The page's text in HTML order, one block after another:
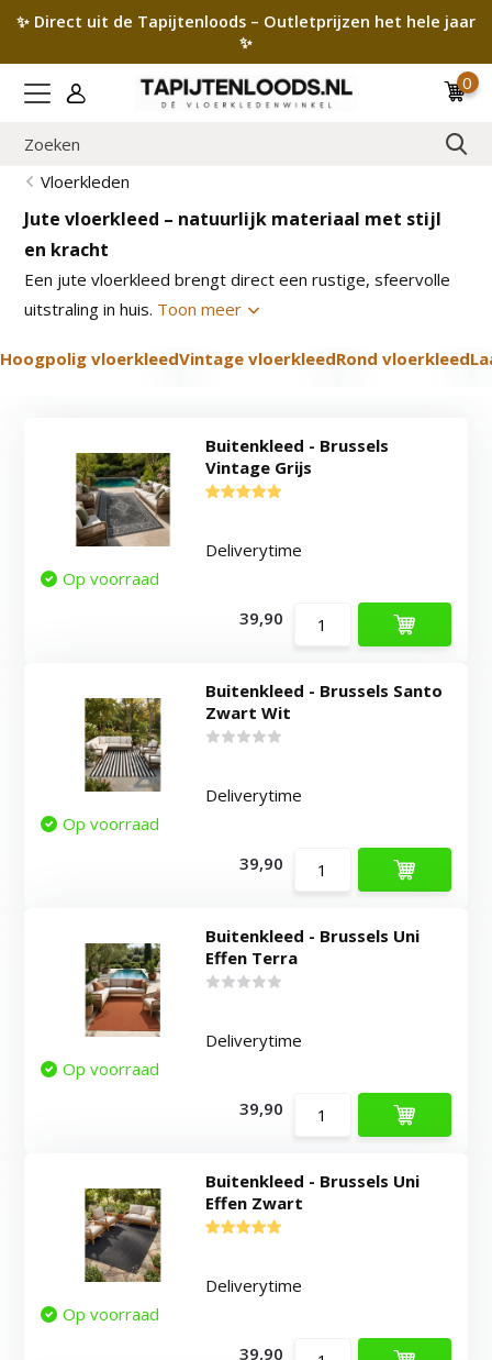
✨ Direct uit de Tapijtenloods – Outletprijzen het hele jaar
✨
0
Vloerkleden
Jute vloerkleed – natuurlijk materiaal met stijl
en kracht
Een jute vloerkleed brengt direct een rustige, sfeervolle
uitstraling in huis. Toon meer
Hoogpolig vloerkleedVintage vloerkleedRond vloerkleed
Buitenkleed - Brussels
Vintage Grijs
Deliverytime
Op voorraad
39,90
Buitenkleed - Brussels Santo
Zwart Wit
Deliverytime
Op voorraad
39,90
Buitenkleed - Brussels Uni
Effen Terra
Deliverytime
Op voorraad
39,90
Buitenkleed - Brussels Uni
Effen Zwart
Deliverytime
Op voorraad
39,90